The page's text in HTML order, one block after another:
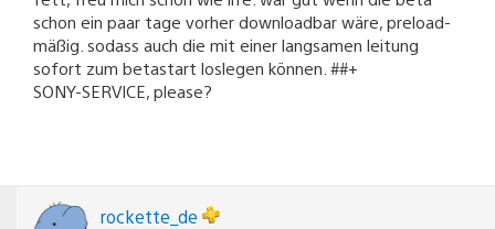
schon ein paar tage vorher downloadbar wäre, preload-
mäßig. sodass auch die mit einer langsamen leitung
sofort zum betastart loslegen können. ##+
SONY-SERVICE, please?
rockette_de